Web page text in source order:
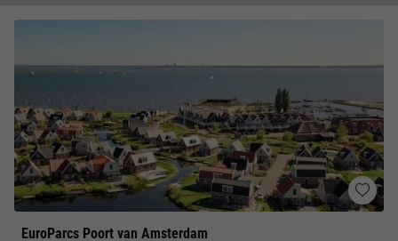
EuroParcs Poort van Amsterdam